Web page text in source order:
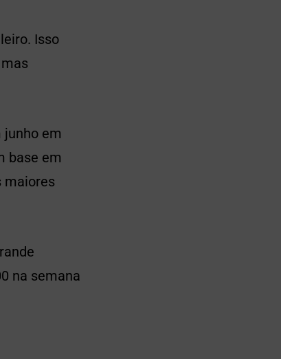
Isso
junho em
base em
maiores
na semana